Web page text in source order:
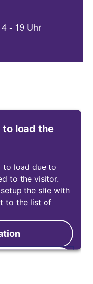
- 19 Uhr
to load the
to load due to
to the visitor.
the site with
to the list of